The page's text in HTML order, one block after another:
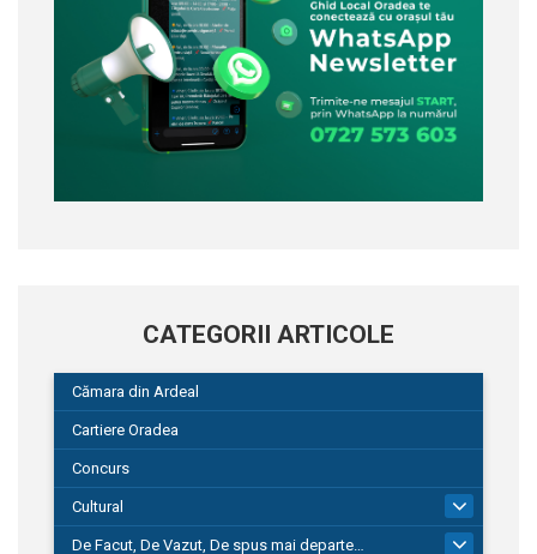
CATEGORII ARTICOLE
Cămara din Ardeal
Cartiere Oradea
Concurs
Cultural
De Facut, De Vazut, De spus mai departe…
580